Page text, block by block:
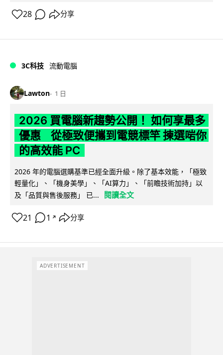
28 分享
3C科技 流動電腦
Lawton 1 日
2026 買電腦新趨勢公開！ 如何享最多
優惠 從極致便攜到電競標竿 揀選啱你
的高效能 PC
2026 年的電腦選購基準已經全面升級。除了基本效能，「極致
輕量化」、「機身美學」、「AI算力」、「前瞻技術加持」以
及「品質與售後服務」 已...
閱讀全文
21 1 ↗ 分享
ADVERTISEMENT